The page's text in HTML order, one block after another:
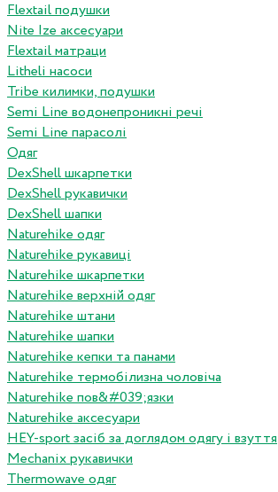
Flextail подушки
Nite Ize аксесуари
Flextail матраци
Litheli насоси
Tribe килимки, подушки
Semi Line водонепроникні речі
Semi Line парасолі
Одяг
DexShell шкарпетки
DexShell рукавички
DexShell шапки
Naturehike одяг
Naturehike рукавиці
Naturehike шкарпетки
Naturehike верхній одяг
Naturehike штани
Naturehike шапки
Naturehike кепки та панами
Naturehike термобілизна чоловіча
Naturehike пов&#039;язки
Naturehike аксесуари
HEY-sport засіб за доглядом одягу і взуття
Mechanix рукавички
Thermowave одяг